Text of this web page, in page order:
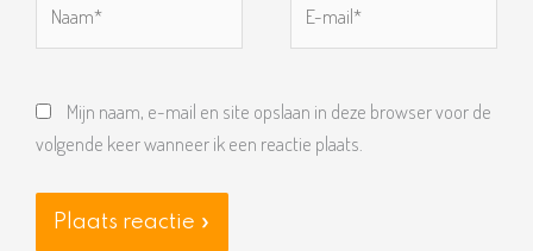
mail*
Mijn naam, e-mail en site opslaan in deze browser voor de
volgende keer wanneer ik een reactie plaats.